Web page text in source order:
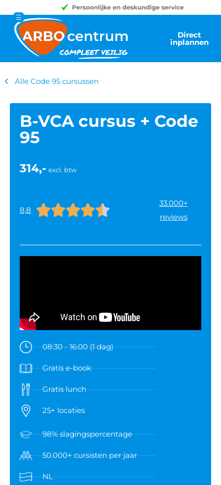
Direct
inplannen
Alle Code 95 cursussen
B-VCA cursus + Code
95
314,- excl. btw
8,8 
33.000+
reviews
08:30 - 16:00 (1 dag)
Gratis e-book
Gratis lunch
25+ locaties
98% slagingspercentage
50.000+ cursisten per jaar
NL